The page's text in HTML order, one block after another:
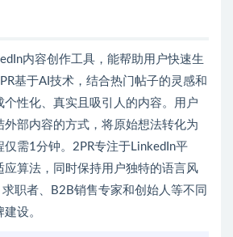
内容创作工具，能帮助用户快速生
基于AI技术，结合热门帖子的灵感和
个性化、真实且吸引人的内容。用户
外部内容的方式，将原始想法转化为
需1分钟。2PR专注于LinkedIn平
应算法，同时保持用户独特的语言风
职者、B2B销售专家和创始人等不同
设。